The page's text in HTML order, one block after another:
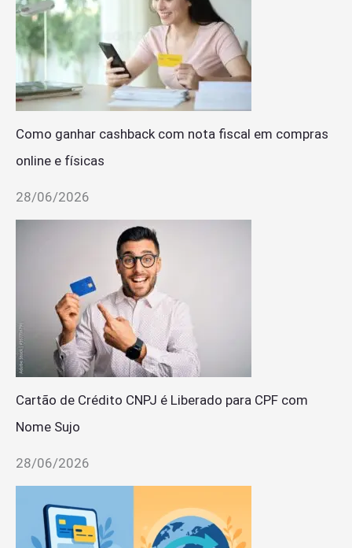
Como ganhar cashback com nota fiscal em compras
online e físicas
28/06/2026
Cartão de Crédito CNPJ é Liberado para CPF com
Nome Sujo
28/06/2026